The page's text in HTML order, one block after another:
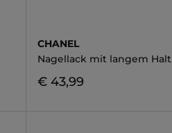
CHANEL
Nagellack mit langem Halt
€ 43,99